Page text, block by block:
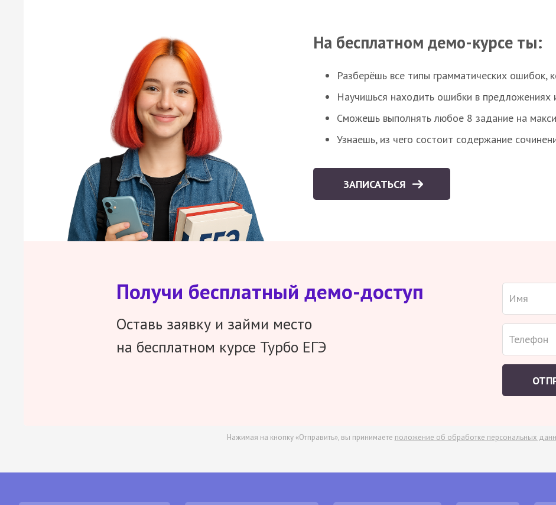
На бесплатном демо-курсе ты:
Разберёшь все типы грамматических ошибок,
Научишься находить ошибки в предложениях
Сможешь выполнять любое 8 задание на
Узнаешь, из чего состоит содержание
ЗАПИСАТЬСЯ
Получи бесплатный демо-доступ
Оставь заявку и займи место
на бесплатном курсе Турбо ЕГЭ
Нажимая на кнопку «Отправить», вы принимаете положение об обработке персональных